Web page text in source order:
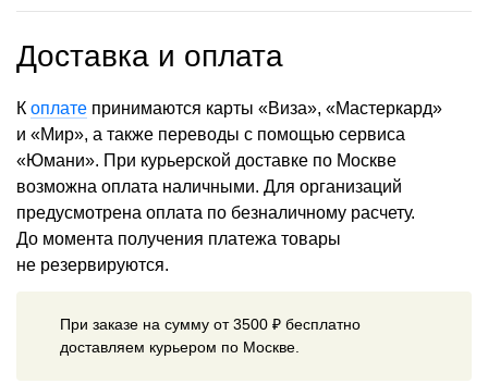
Доставка и оплата
К оплате принимаются карты «Виза», «Мастеркард»
и «Мир», а также переводы с помощью сервиса
«Юмани». При курьерской доставке по Москве
возможна оплата наличными. Для организаций
предусмотрена оплата по безналичному расчету.
До момента получения платежа товары
не резервируются.
При заказе на сумму от 3500 ₽ бесплатно
доставляем курьером по Москве.